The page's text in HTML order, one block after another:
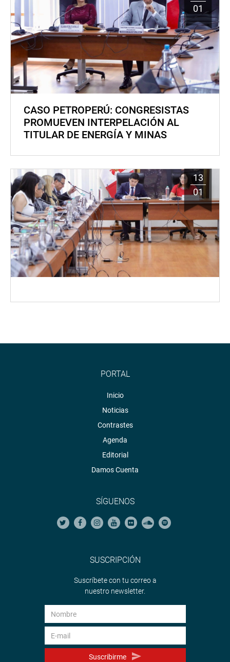
01
CASO PETROPERÚ: CONGRESISTAS
PROMUEVEN INTERPELACIÓN AL
TITULAR DE ENERGÍA Y MINAS
13
01
PORTAL
Inicio
Noticias
Contrastes
Agenda
Editorial
Damos Cuenta
SÍGUENOS
SUSCRIPCIÓN
Suscríbete con tu correo a
nuestro newsletter.
Suscribirme